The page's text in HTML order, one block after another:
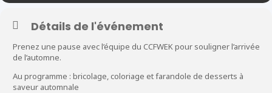
Détails de l'événement
Prenez une pause avec l’équipe du CCFWEK pour souligner l’arrivée
de l’automne.
Au programme : bricolage, coloriage et farandole de desserts à
saveur automnale